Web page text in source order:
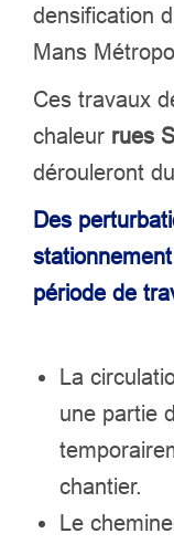
densification
Mans
Ces travaux
chaleur rues
dérouleront du
Des
période de
La
une partie
chantier.
Le